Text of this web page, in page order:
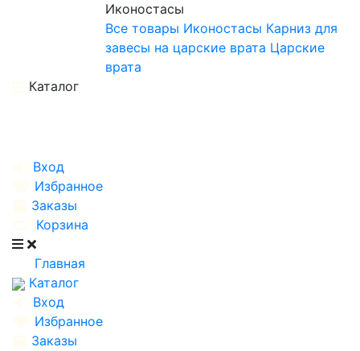
Иконостасы
Все товары Иконостасы Карниз для
завесы на царские врата Царские
врата
Каталог
Вход
Избранное
Заказы
Корзина
Главная
Каталог
Вход
Избранное
Заказы